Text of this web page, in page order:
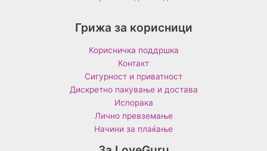
Грижа за корисници
Корисничка поддршка
Контакт
Сигурност и приватност
Дискретно пакување и достава
Испорака
Лично превземање
Начини за плаќање